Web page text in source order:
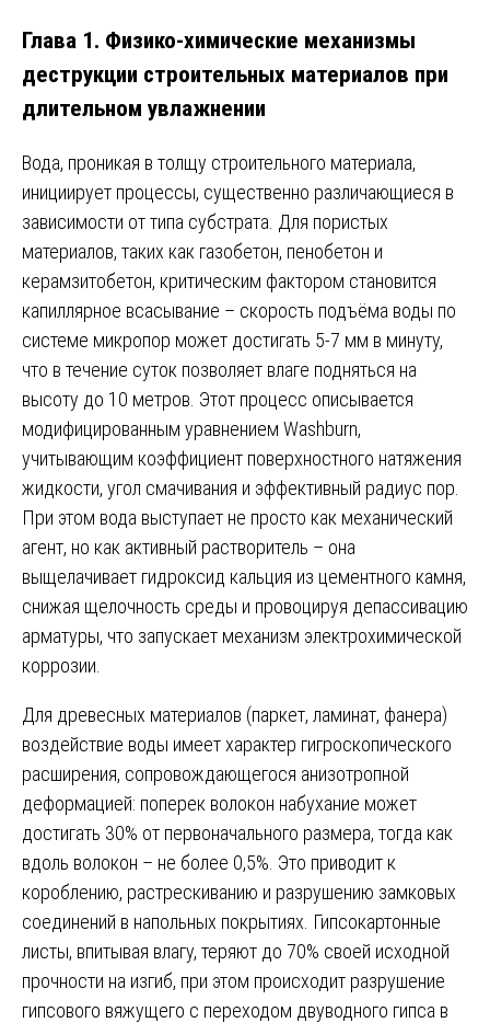
Глава 1. Физико-химические механизмы
деструкции строительных материалов при
длительном увлажнении
Вода, проникая в толщу строительного материала,
инициирует процессы, существенно различающиеся в
зависимости от типа субстрата. Для пористых
материалов, таких как газобетон, пенобетон и
керамзитобетон, критическим фактором становится
капиллярное всасывание – скорость подъёма воды по
системе микропор может достигать 5-7 мм в минуту,
что в течение суток позволяет влаге подняться на
высоту до 10 метров. Этот процесс описывается
модифицированным уравнением Washburn,
учитывающим коэффициент поверхностного натяжения
жидкости, угол смачивания и эффективный радиус пор.
При этом вода выступает не просто как механический
агент, но как активный растворитель – она
выщелачивает гидроксид кальция из цементного камня,
снижая щелочность среды и провоцируя депассивацию
арматуры, что запускает механизм электрохимической
коррозии.
Для древесных материалов (паркет, ламинат, фанера)
воздействие воды имеет характер гигроскопического
расширения, сопровождающегося анизотропной
деформацией: поперек волокон набухание может
достигать 30% от первоначального размера, тогда как
вдоль волокон – не более 0,5%. Это приводит к
короблению, растрескиванию и разрушению замковых
соединений в напольных покрытиях. Гипсокартонные
листы, впитывая влагу, теряют до 70% своей исходной
прочности на изгиб, при этом происходит разрушение
гипсового вяжущего с переходом двуводного гипса в